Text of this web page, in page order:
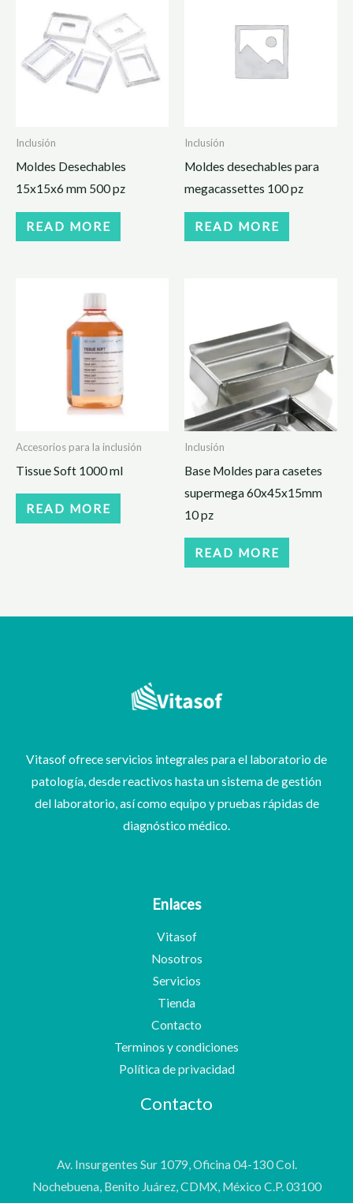
Inclusión
Moldes Desechables
15x15x6 mm 500 pz
READ MORE
Inclusión
Moldes desechables para
megacassettes 100 pz
READ MORE
Accesorios para la inclusión
Tissue Soft 1000 ml
READ MORE
Inclusión
Base Moldes para casetes
supermega 60x45x15mm
10 pz
READ MORE
Vitasof ofrece servicios integrales para el laboratorio de
patología, desde reactivos hasta un sistema de gestión
del laboratorio, así como equipo y pruebas rápidas de
diagnóstico médico.
Enlaces
Vitasof
Nosotros
Servicios
Tienda
Contacto
Terminos y condiciones
Política de privacidad
Contacto
Av. Insurgentes Sur 1079, Oficina 04-130 Col.
Nochebuena, Benito Juárez, CDMX, México C.P. 03100